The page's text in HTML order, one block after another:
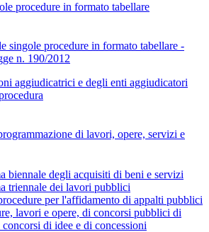
procedure in formato tabellare
singole procedure in formato tabellare -
n. 190/2012
aggiudicatrici e degli enti aggiudicatori
di lavori, opere, servizi e
biennale degli acquisiti di beni e servizi
triennale dei lavori pubblici
per l'affidamento di appalti pubblici
lavori e opere, di concorsi pubblici di
di idee e di concessioni